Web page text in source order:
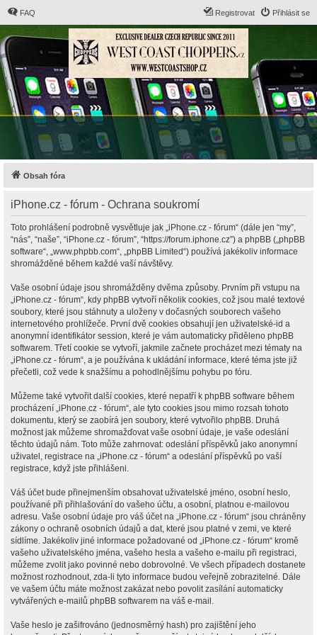
FAQ Přihlásit se
Registrovat
Obsah fóra
iPhone.cz - fórum - Ochrana soukromí
Toto prohlášení podrobně vysvětluje jak „iPhone.cz - fórum“ (dále jen “my”,
“nás”, “naše”, “iPhone.cz - fórum”, “https://forum.iphone.cz”) a phpBB („phpBB
software“, „www.phpbb.com“, „phpBB Limited“) používá jakékoliv informace
shromážděné během každé vaší návštěvy.
Vaše osobní údaje jsou shromážděny dvěma způsoby. Prvním při vstupu na
„iPhone.cz - fórum“, kdy phpBB vytvoří několik cookies, což jsou malé textové
soubory, které jsou stáhnuty a uloženy v dočasných souborech vašeho
internetového prohlížeče. První dvě cookies obsahují jen uživatelské-id a
anonymní identifikátor session, které je vám automaticky přiděleno phpBB
softwarem. Třetí cookie se vytvoří, jakmile začnete procházet mezi tématy na
„iPhone.cz - fórum“, a je používána k ukládání informace, které téma jste již
přečetli, což vede k snažšímu a pohodlnějšímu pohybu po fóru.
Můžeme také vytvořit další cookies, které nepatří k phpBB software během
procházení „iPhone.cz - fórum“, ale tyto cookies jsou mimo rozsah tohoto
dokumentu, který se zaobírá jen soubory, které vytvořilo phpBB. Druhá
možnost jak můžeme shromažďovat vaše osobní údaje, je vaše odeslání
těchto údajů nám. Toto může zahrnovat: odeslání příspěvků jako anonymní
uživatel, registrace na „iPhone.cz - fórum“ a odeslání příspěvků po vaší
registrace, když jste přihlášeni.
Váš účet bude přinejmenším obsahovat uživatelské jméno, osobní heslo,
používané při přihlašování do vašeho účtu, a osobní, platnou e-mailovou
adresu. Vaše osobní údaje pro váš účet na „iPhone.cz - fórum“ jsou chráněny
zákony o ochraně osobních údajů a dat, které jsou platné v zemi, ve které
sídlíme. Jakékoliv jiné informace požadované od „iPhone.cz - fórum“ kromě
vašeho uživatelského jména, vašeho hesla a vašeho e-mailu při registraci,
můžeme zvolit jako povinné nebo dobrovolné. Ve všech případech dostanete
možnost rozhodnout, zda-li tyto informace budou veřejně zobrazitelné. Dále
ve vašem účtu máte možnost zakázat nebo povolit zasílání automaticky
vytvářených e-mailů phpBB softwarem na váš e-mail.
Vaše heslo je zašifrováno (jednosměrný hash) pro zajištění jeho